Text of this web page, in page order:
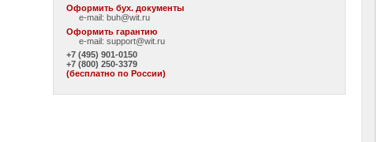
Оформить бух. документы
e-mail:buh@wit.ru
Оформить гарантию
e-mail:support@wit.ru
+7 (495) 901-0150
+7 (800) 250-3379
(бесплатно по России)